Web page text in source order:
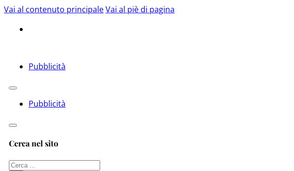
Vai al contenuto principaleVai al piè di pagina
Pubblicità
Pubblicità
Cerca nel sito
Cerca